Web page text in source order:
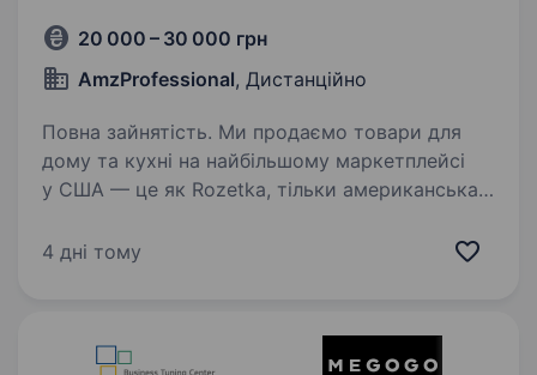
20 000 – 30 000 грн
AmzProfessional, Дистанційно
Повна зайнятість. Ми продаємо товари для
дому та кухні на найбільшому маркетплейсі
у США — це як Rozetka, тільки американська і
та довгостроково: у нашому портфелі 45+
4 дні тому